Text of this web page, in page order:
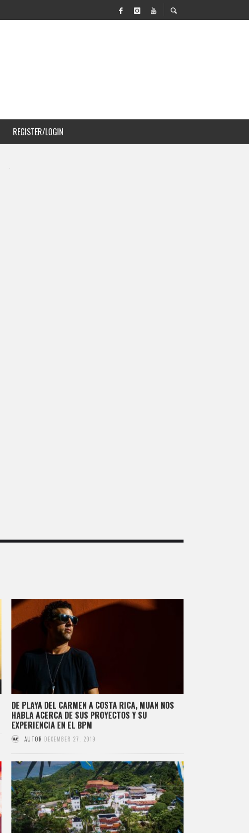
TICO CON MOVILIDAD Y PAISAJISMO
100 DJS A COSTA RICA
REGISTER/LOGIN
DE PLAYA DEL CARMEN A COSTA RICA, MUAN NOS
HABLA ACERCA DE SUS PROYECTOS Y SU
EXPERIENCIA EN EL BPM
AUTOR DECEMBER 27, 2019